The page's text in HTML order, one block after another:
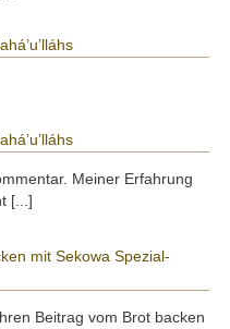
Meiner Erfahrung
[...]
mit Sekowa Spezial-
Beitrag vom Brot backen